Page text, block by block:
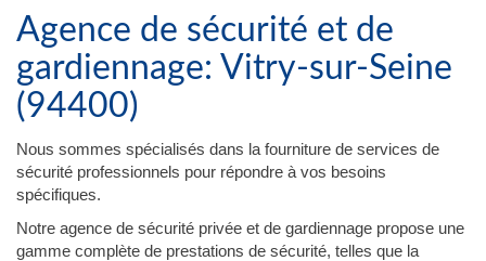
Agence de sécurité et de
gardiennage: Vitry-sur-Seine
(94400)
Nous sommes spécialisés dans la fourniture de services de
sécurité professionnels pour répondre à vos besoins
spécifiques.
Notre agence de sécurité privée et de gardiennage propose une
gamme complète de prestations de sécurité, telles que la